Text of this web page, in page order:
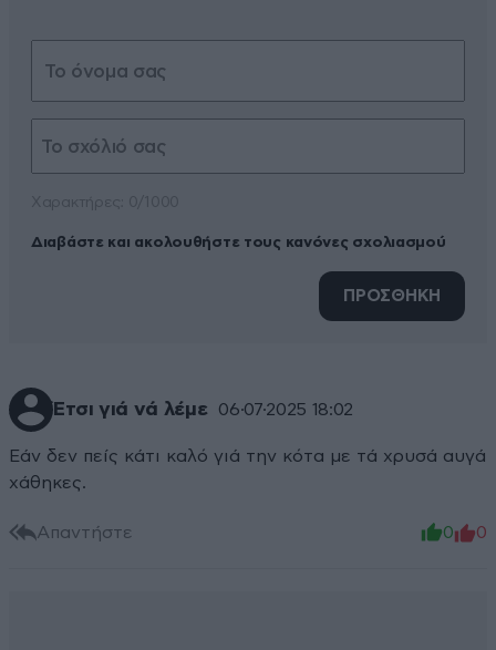
Διαβάστε και ακολουθήστε τους κανόνες σχολιασμού
ΠΡΟΣΘΗΚΗ
Έτσι γιά νά λέμε 06·07·2025 18:02
Εάν δεν πείς κάτι καλό γιά την κότα με τά χρυσά αυγά
χάθηκες.
Απαντήστε 0 0